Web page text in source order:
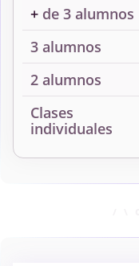
+ de 3 alumnos
3 alumnos
2 alumnos
Clases
individuales